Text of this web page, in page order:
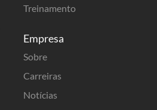
Treinamento
Empresa
Sobre
Carreiras
Notícias